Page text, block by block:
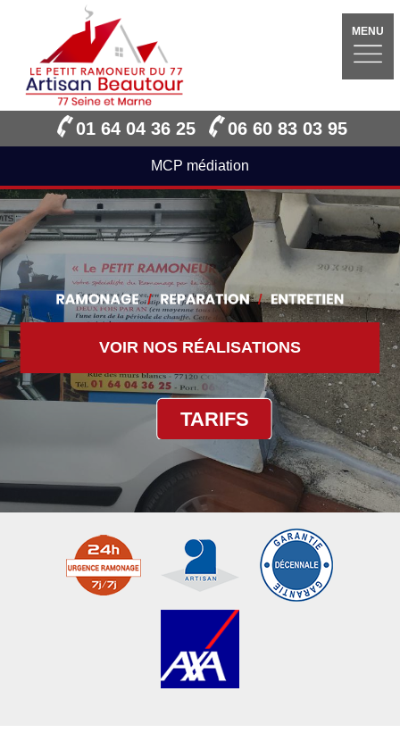
MENU
01 64 04 36 25 06 60 83 03 95
MCP médiation
VOIR NOS RÉALISATIONS
TARIFS